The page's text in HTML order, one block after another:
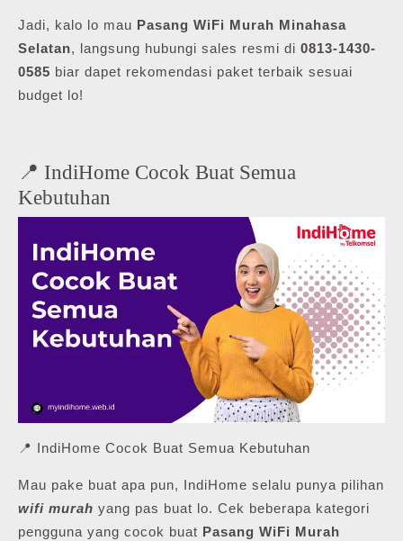
Jadi, kalo lo mau Pasang WiFi Murah Minahasa
Selatan, langsung hubungi sales resmi di 0813-1430-
0585 biar dapet rekomendasi paket terbaik sesuai
budget lo!
📍 IndiHome Cocok Buat Semua
Kebutuhan
📍 IndiHome Cocok Buat Semua Kebutuhan
Mau pake buat apa pun, IndiHome selalu punya pilihan
wifi murah yang pas buat lo. Cek beberapa kategori
pengguna yang cocok buat Pasang WiFi Murah